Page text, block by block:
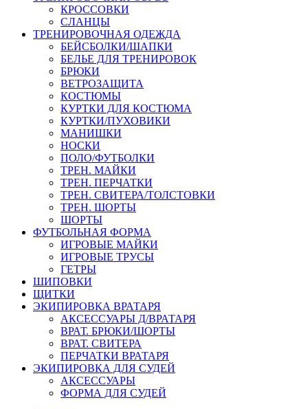
КРОССОВКИ
СЛАНЦЫ
ТРЕНИРОВОЧНАЯ ОДЕЖДА
БЕЙСБОЛКИ/ШАПКИ
БЕЛЬЕ ДЛЯ ТРЕНИРОВОК
БРЮКИ
ВЕТРОЗАЩИТА
КОСТЮМЫ
КУРТКИ ДЛЯ КОСТЮМА
КУРТКИ/ПУХОВИКИ
МАНИШКИ
НОСКИ
ПОЛО/ФУТБОЛКИ
ТРЕН. МАЙКИ
ТРЕН. ПЕРЧАТКИ
ТРЕН. СВИТЕРА/ТОЛСТОВКИ
ТРЕН. ШОРТЫ
ШОРТЫ
ФУТБОЛЬНАЯ ФОРМА
ИГРОВЫЕ МАЙКИ
ИГРОВЫЕ ТРУСЫ
ГЕТРЫ
ШИПОВКИ
ЩИТКИ
ЭКИПИРОВКА ВРАТАРЯ
АКСЕССУАРЫ Д/ВРАТАРЯ
ВРАТ. БРЮКИ/ШОРТЫ
ВРАТ. СВИТЕРА
ПЕРЧАТКИ ВРАТАРЯ
ЭКИПИРОВКА ДЛЯ СУДЕЙ
АКСЕССУАРЫ
ФОРМА ДЛЯ СУДЕЙ